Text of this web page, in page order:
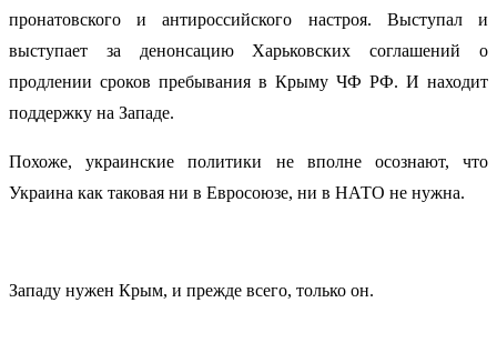
пронатовского и антироссийского настроя. Выступал и
выступает за денонсацию Харьковских соглашений о
продлении сроков пребывания в Крыму ЧФ РФ. И находит
поддержку на Западе.
Похоже, украинские политики не вполне осознают, что
Украина как таковая ни в Евросоюзе, ни в НАТО не нужна.
Западу нужен Крым, и прежде всего, только он.